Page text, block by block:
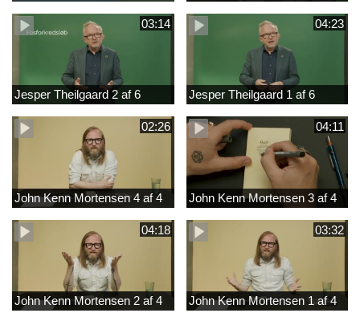
03:14
Jesper Theilgaard 2 af 6
04:23
Jesper Theilgaard 1 af 6
02:26
John Kenn Mortensen 4 af 4
04:11
John Kenn Mortensen 3 af 4
04:18
John Kenn Mortensen 2 af 4
03:32
John Kenn Mortensen 1 af 4